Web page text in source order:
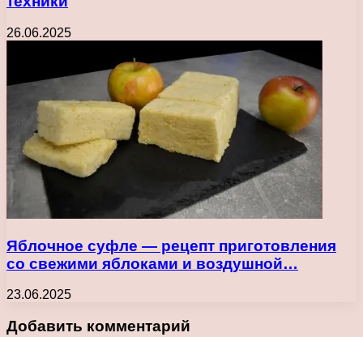
26.06.2025
Яблочное суфле — рецепт приготовления
со свежими яблоками и воздушной…
23.06.2025
Добавить комментарий